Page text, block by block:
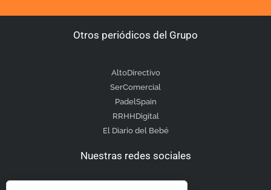
Otros periódicos del Grupo
AltoDirectivo
SerComercial
PadelSpain
RRHHDigital
El Diario del Bebé
Nuestras redes sociales